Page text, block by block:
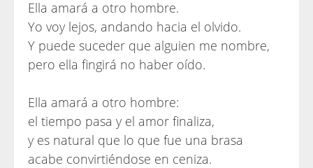
Ella amará a otro hombre.
Yo voy lejos, andando hacia el olvido.
Y puede suceder que alguien me nombre,
pero ella fingirá no haber oído.
Ella amará a otro hombre:
el tiempo pasa y el amor finaliza,
y es natural que lo que fue una brasa
acabe convirtiéndose en ceniza.